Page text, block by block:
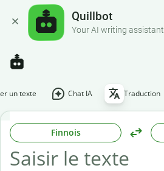
Quillbot
Your AI writing assistant
un texte Chat IA Traduction
Finnois